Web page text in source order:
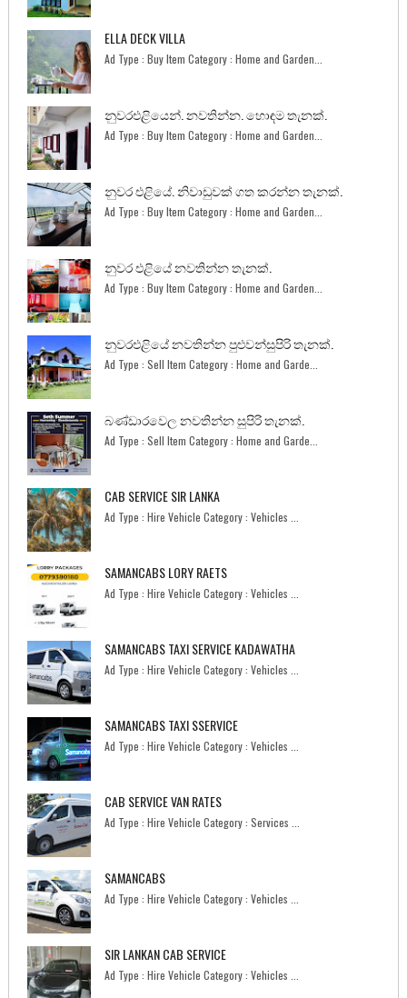
ELLA DECK VILLA
Ad Type : Buy Item Category : Home and Garden...
නුවරඑළියෙන්. නවතින්න. හොඳම තැනක්.
Ad Type : Buy Item Category : Home and Garden...
නුවර එළියේ. නිවාඩුවක් ගත කරන්න තැනක්.
Ad Type : Buy Item Category : Home and Garden...
නුවර එළියේ නවතින්න තැනක්.
Ad Type : Buy Item Category : Home and Garden...
නුවරඑළියේ නවතින්න පුළුවන්සුපිරි තැනක්.
Ad Type : Sell Item Category : Home and Garde...
බණ්ඩාරවෙල නවතින්න සුපිරි තැනක්.
Ad Type : Sell Item Category : Home and Garde...
CAB SERVICE SIR LANKA
Ad Type : Hire Vehicle Category : Vehicles ...
SAMANCABS LORY RAETS
Ad Type : Hire Vehicle Category : Vehicles ...
SAMANCABS TAXI SERVICE KADAWATHA
Ad Type : Hire Vehicle Category : Vehicles ...
SAMANCABS TAXI SSERVICE
Ad Type : Hire Vehicle Category : Vehicles ...
CAB SERVICE VAN RATES
Ad Type : Hire Vehicle Category : Services ...
SAMANCABS
Ad Type : Hire Vehicle Category : Vehicles ...
SIR LANKAN CAB SERVICE
Ad Type : Hire Vehicle Category : Vehicles ...